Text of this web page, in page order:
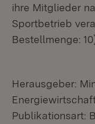
ihre Mitglieder
Sportbetrieb
Bestellmenge:
Herausgeber:
Publikationsart: